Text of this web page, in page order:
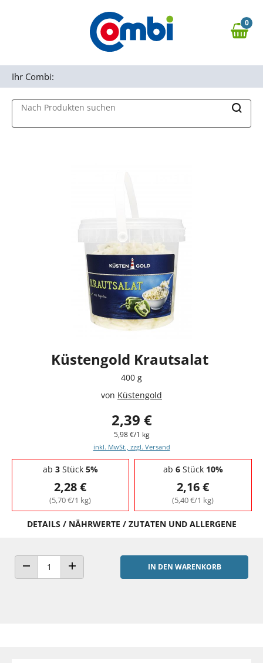
Zur Navigation springen
0,00 €
0
Nach Produkten suchen
Ihr Combi:
Küstengold Krautsalat
400 g
von Küstengold
2,39 €
5,98 €/1 kg
inkl. MwSt., zzgl. Versand
Staffelpreise - Mengenrabatt
ab 3Stück 5%
2,28 €
(5,70 €/1 kg)
ab 6Stück 10%
2,16 €
(5,40 €/1 kg)
DETAILS / NÄHRWERTE / ZUTATEN UND ALLERGENE
ANZAHL VERRINGERNANZAHL ERHÖHEN
IN DEN WARENKORB